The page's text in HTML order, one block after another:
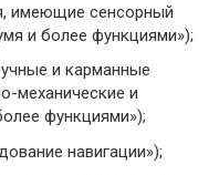
имеющие сенсорный
и более функциями»);
и карманные
механические и
функциями»);
навигации»);